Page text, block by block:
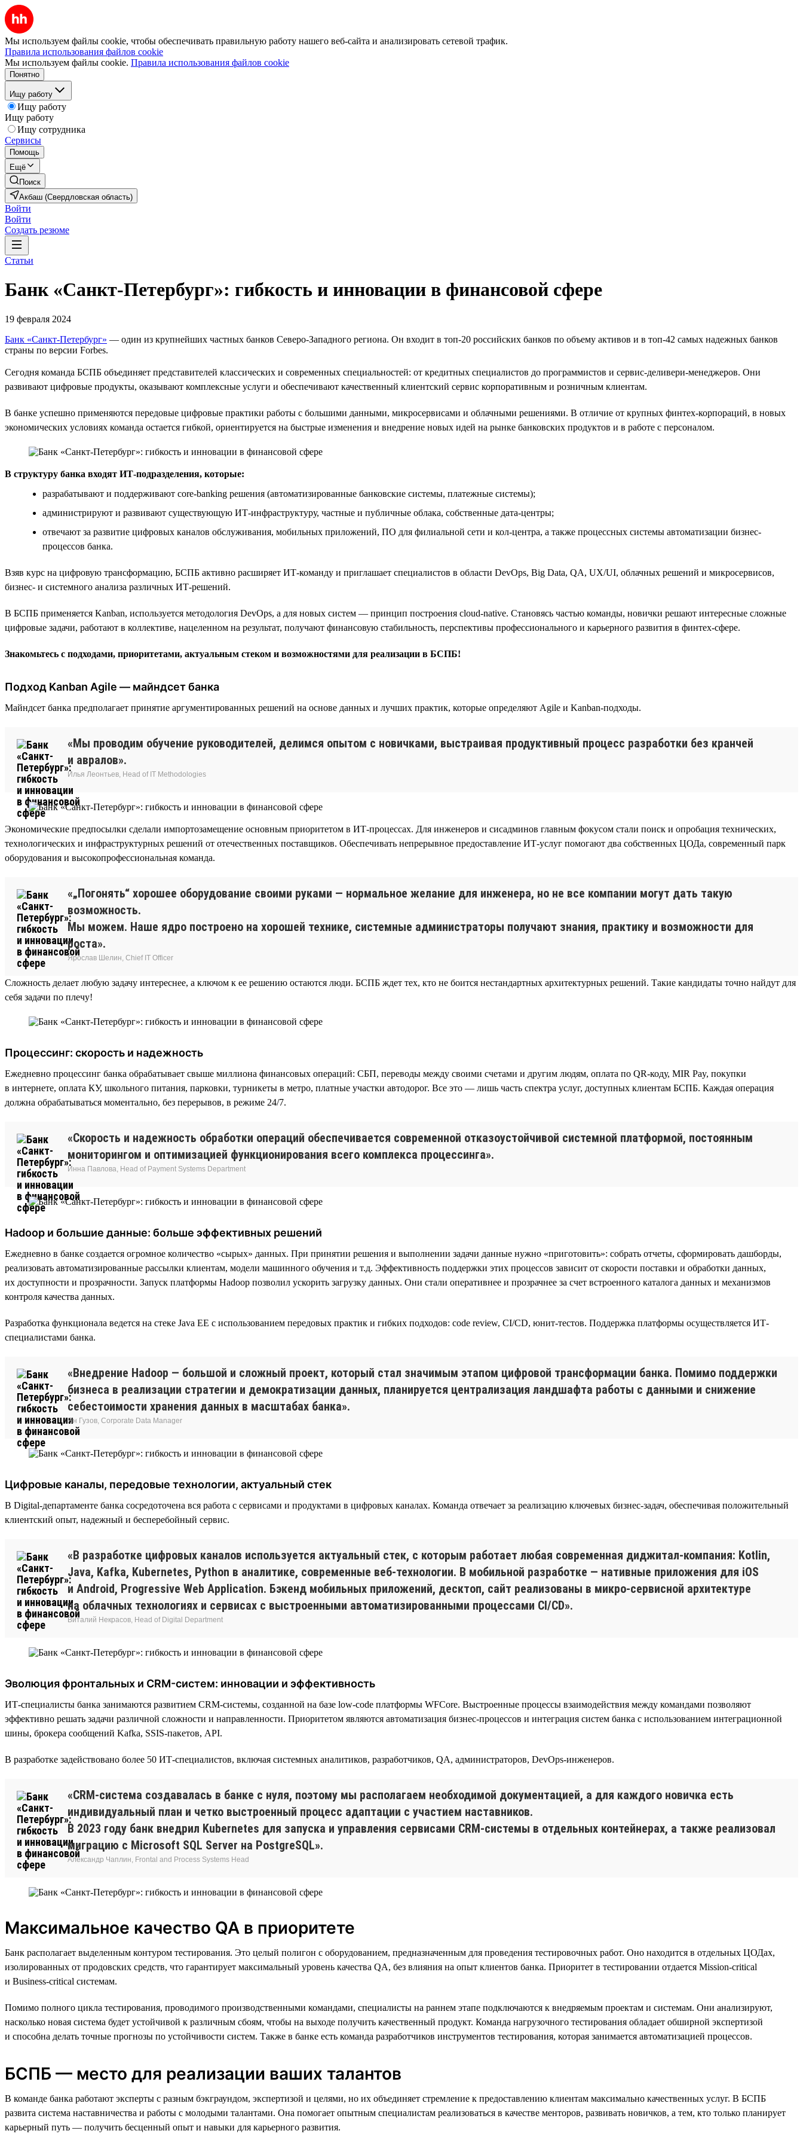
Мы используем файлы cookie, чтобы обеспечивать правильную работу нашего веб-сайта и анализировать сетевой трафик.
Правила использования файлов cookie
Мы используем файлы cookie. Правила использования файлов cookie
Понятно
Ищу работу
Ищу работу
Ищу работу
Ищу сотрудника
Сервисы
Помощь
Ещё
Поиск
Акбаш (Свердловская область)
Войти
Войти
Создать резюме
Статьи
Банк «Санкт-Петербург»: гибкость и инновации в финансовой сфере
19 февраля 2024
Банк «Санкт-Петербург» — один из крупнейших частных банков Северо-Западного региона. Он входит в топ-20 российских банков по объему активов и в топ-42 самых надежных банков
страны по версии Forbes.
Сегодня команда БСПБ объединяет представителей классических и современных специальностей: от кредитных специалистов до программистов и сервис-деливери-менеджеров. Они
развивают цифровые продукты, оказывают комплексные услуги и обеспечивают качественный клиентский сервис корпоративным и розничным клиентам.
В банке успешно применяются передовые цифровые практики работы с большими данными, микросервисами и облачными решениями. В отличие от крупных финтех-корпораций, в новых
экономических условиях команда остается гибкой, ориентируется на быстрые изменения и внедрение новых идей на рынке банковских продуктов и в работе с персоналом.
В структуру банка входят ИТ-подразделения, которые:
разрабатывают и поддерживают core-banking решения (автоматизированные банковские системы, платежные системы);
администрируют и развивают существующую ИТ-инфраструктуру, частные и публичные облака, собственные дата-центры;
отвечают за развитие цифровых каналов обслуживания, мобильных приложений, ПО для филиальной сети и кол-центра, а также процессных системы автоматизации бизнес-
процессов банка.
Взяв курс на цифровую трансформацию, БСПБ активно расширяет ИТ-команду и приглашает специалистов в области DevOps, Big Data, QA, UX/UI, облачных решений и микросервисов,
бизнес- и системного анализа различных ИТ-решений.
В БСПБ применяется Kanban, используется методология DevOps, а для новых систем — принцип построения cloud-native. Становясь частью команды, новички решают интересные сложные
цифровые задачи, работают в коллективе, нацеленном на результат, получают финансовую стабильность, перспективы профессионального и карьерного развития в финтех-сфере.
Знакомьтесь с подходами, приоритетами, актуальным стеком и возможностями для реализации в БСПБ!
Подход Kanban Agile — майндсет банка
Майндсет банка предполагает принятие аргументированных решений на основе данных и лучших практик, которые определяют Agile и Kanban-подходы.
«Мы проводим обучение руководителей, делимся опытом с новичками, выстраивая продуктивный процесс разработки без кранчей
и авралов».
Илья Леонтьев, Head of IT Methodologies
Экономические предпосылки сделали импортозамещение основным приоритетом в ИТ-процессах. Для инженеров и сисадминов главным фокусом стали поиск и опробация технических,
технологических и инфраструктурных решений от отечественных поставщиков. Обеспечивать непрерывное предоставление ИТ-услуг помогают два собственных ЦОДа, современный парк
оборудования и высокопрофессиональная команда.
«„Погонять“ хорошее оборудование своими руками — нормальное желание для инженера, но не все компании могут дать такую
возможность.
Мы можем. Наше ядро построено на хорошей технике, системные администраторы получают знания, практику и возможности для
роста».
Ярослав Шелин, Chief IT Officer
Сложность делает любую задачу интереснее, а ключом к ее решению остаются люди. БСПБ ждет тех, кто не боится нестандартных архитектурных решений. Такие кандидаты точно найдут для
себя задачи по плечу!
Процессинг: скорость и надежность
Ежедневно процессинг банка обрабатывает свыше миллиона финансовых операций: СБП, переводы между своими счетами и другим людям, оплата по QR-коду, MIR Pay, покупки
в интернете, оплата КУ, школьного питания, парковки, турникеты в метро, платные участки автодорог. Все это — лишь часть спектра услуг, доступных клиентам БСПБ. Каждая операция
должна обрабатываться моментально, без перерывов, в режиме 24/7.
«Скорость и надежность обработки операций обеспечивается современной отказоустойчивой системной платформой, постоянным
мониторингом и оптимизацией функционирования всего комплекса процессинга».
Инна Павлова, Head of Payment Systems Department
Hadoop и большие данные: больше эффективных решений
Ежедневно в банке создается огромное количество «сырых» данных. При принятии решения и выполнении задачи данные нужно «приготовить»: собрать отчеты, сформировать дашборды,
реализовать автоматизированные рассылки клиентам, модели машинного обучения и т.д. Эффективность поддержки этих процессов зависит от скорости поставки и обработки данных,
их доступности и прозрачности. Запуск платформы Hadoop позволил ускорить загрузку данных. Они стали оперативнее и прозрачнее за счет встроенного каталога данных и механизмов
контроля качества данных.
Разработка функционала ведется на стеке Java EE с использованием передовых практик и гибких подходов: code review, CI/CD, юнит-тестов. Поддержка платформы осуществляется ИТ-
специалистами банка.
«Внедрение Hadoop — большой и сложный проект, который стал значимым этапом цифровой трансформации банка. Помимо поддержки
бизнеса в реализации стратегии и демократизации данных, планируется централизация ландшафта работы с данными и снижение
себестоимости хранения данных в масштабах банка».
Ян Гузов, Corporate Data Manager
Цифровые каналы, передовые технологии, актуальный стек
В Digital-департаменте банка сосредоточена вся работа с сервисами и продуктами в цифровых каналах. Команда отвечает за реализацию ключевых бизнес-задач, обеспечивая положительный
клиентский опыт, надежный и бесперебойный сервис.
«В разработке цифровых каналов используется актуальный стек, с которым работает любая современная диджитал-компания: Kotlin,
Java, Kafka, Kubernetes, Python в аналитике, современные веб-технологии. В мобильной разработке — нативные приложения для iOS
и Android, Progressive Web Application. Бэкенд мобильных приложений, десктоп, сайт реализованы в микро-сервисной архитектуре
на облачных технологиях и сервисах с выстроенными автоматизированными процессами CI/CD».
Виталий Некрасов, Head of Digital Department
Эволюция фронтальных и CRM-систем: инновации и эффективность
ИТ-специалисты банка занимаются развитием CRM-системы, созданной на базе low-code платформы WFСore. Выстроенные процессы взаимодействия между командами позволяют
эффективно решать задачи различной сложности и направленности. Приоритетом являются автоматизация бизнес-процессов и интеграция систем банка с использованием интеграционной
шины, брокера сообщений Kafka, SSIS-пакетов, API.
В разработке задействовано более 50 ИТ-специалистов, включая системных аналитиков, разработчиков, QA, администраторов, DevOps-инженеров.
«CRM-система создавалась в банке с нуля, поэтому мы располагаем необходимой документацией, а для каждого новичка есть
индивидуальный план и четко выстроенный процесс адаптации с участием наставников.
В 2023 году банк внедрил Kubernetes для запуска и управления сервисами CRM-системы в отдельных контейнерах, а также реализовал
миграцию с Microsoft SQL Server на PostgreSQL».
Александр Чаплин, Frontal and Process Systems Head
Максимальное качество QA в приоритете
Банк располагает выделенным контуром тестирования. Это целый полигон с оборудованием, предназначенным для проведения тестировочных работ. Оно находится в отдельных ЦОДах,
изолированных от продовских средств, что гарантирует максимальный уровень качества QA, без влияния на опыт клиентов банка. Приоритет в тестировании отдается Mission-critical
и Business-critical системам.
Помимо полного цикла тестирования, проводимого производственными командами, специалисты на раннем этапе подключаются к внедряемым проектам и системам. Они анализируют,
насколько новая система будет устойчивой к различным сбоям, чтобы на выходе получить качественный продукт. Команда нагрузочного тестирования обладает обширной экспертизой
и способна делать точные прогнозы по устойчивости систем. Также в банке есть команда разработчиков инструментов тестирования, которая занимается автоматизацией процессов.
БСПБ — место для реализации ваших талантов
В команде банка работают эксперты с разным бэкграундом, экспертизой и целями, но их объединяет стремление к предоставлению клиентам максимально качественных услуг. В БСПБ
развита система наставничества и работы с молодыми талантами. Она помогает опытным специалистам реализоваться в качестве менторов, развивать новичков, а тем, кто только планирует
карьерный путь — получить бесценный опыт и навыки для карьерного развития.